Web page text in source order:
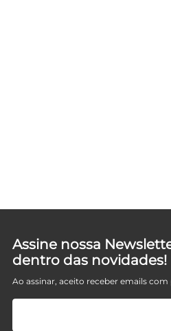
Assine nossa
dentro das novidades!
Ao assinar, aceito receber emails